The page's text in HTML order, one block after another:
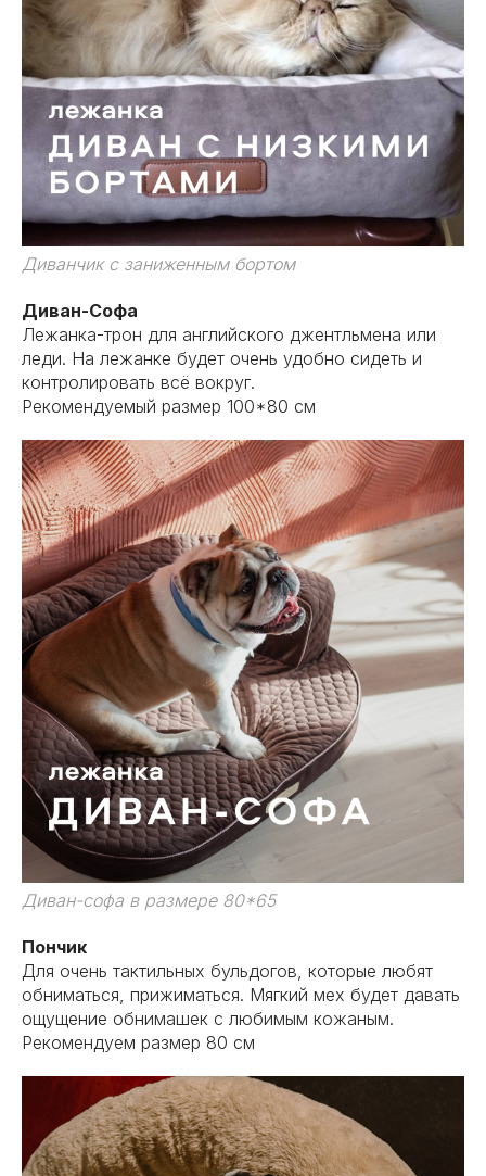
Диванчик с заниженным бортом
Диван-Софа
Лежанка-трон для английского джентльмена или
леди. На лежанке будет очень удобно сидеть и
контролировать всё вокруг.
Рекомендуемый размер 100*80 см
Диван-софа в размере 80*65
Пончик
Для очень тактильных бульдогов, которые любят
обниматься, прижиматься. Мягкий мех будет давать
ощущение обнимашек с любимым кожаным.
Рекомендуем размер 80 см